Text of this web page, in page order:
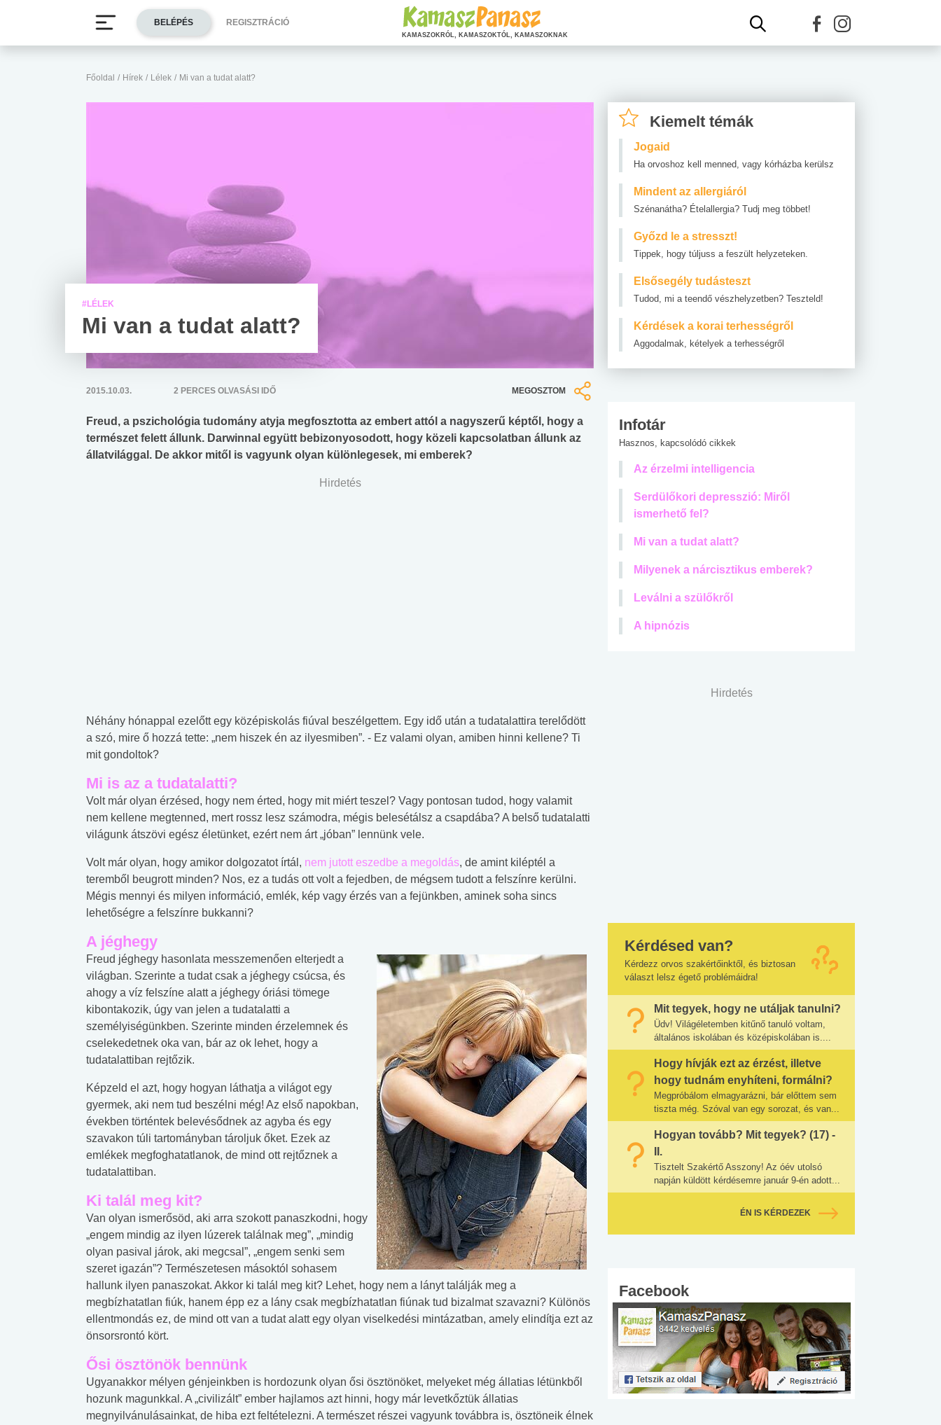
Főoldal / Hírek / Lélek / Mi van a tudat alatt?
#LÉLEK
Mi van a tudat alatt?
2015.10.03. 2 PERCES OLVASÁSI IDŐ MEGOSZTOM
Freud, a pszichológia tudomány atyja megfosztotta az embert attól a nagyszerű képtől, hogy a
természet felett állunk. Darwinnal együtt bebizonyosodott, hogy közeli kapcsolatban állunk az
állatvilággal. De akkor mitől is vagyunk olyan különlegesek, mi emberek?
Hirdetés
Néhány hónappal ezelőtt egy középiskolás fiúval beszélgettem. Egy idő után a tudatalattira terelődött
a szó, mire ő hozzá tette: „nem hiszek én az ilyesmiben”. - Ez valami olyan, amiben hinni kellene? Ti
mit gondoltok?
Mi is az a tudatalatti?
Volt már olyan érzésed, hogy nem érted, hogy mit miért teszel? Vagy pontosan tudod, hogy valamit
nem kellene megtenned, mert rossz lesz számodra, mégis belesétálsz a csapdába? A belső tudatalatti
világunk átszövi egész életünket, ezért nem árt „jóban” lennünk vele.
Volt már olyan, hogy amikor dolgozatot írtál, nem jutott eszedbe a megoldás, de amint kiléptél a
teremből beugrott minden? Nos, ez a tudás ott volt a fejedben, de mégsem tudott a felszínre kerülni.
Mégis mennyi és milyen információ, emlék, kép vagy érzés van a fejünkben, aminek soha sincs
lehetőségre a felszínre bukkanni?
A jéghegy
Freud jéghegy hasonlata messzemenően elterjedt a
világban. Szerinte a tudat csak a jéghegy csúcsa, és
ahogy a víz felszíne alatt a jéghegy óriási tömege
kibontakozik, úgy van jelen a tudatalatti a
személyiségünkben. Szerinte minden érzelemnek és
cselekedetnek oka van, bár az ok lehet, hogy a
tudatalattiban rejtőzik.
Képzeld el azt, hogy hogyan láthatja a világot egy
gyermek, aki nem tud beszélni még! Az első napokban,
években történtek belevésődnek az agyba és egy
szavakon túli tartományban tároljuk őket. Ezek az
emlékek megfoghatatlanok, de mind ott rejtőznek a
tudatalattiban.
Ki talál meg kit?
Van olyan ismerősöd, aki arra szokott panaszkodni, hogy
„engem mindig az ilyen lúzerek találnak meg”, „mindig
olyan pasival járok, aki megcsal”, „engem senki sem
szeret igazán”? Természetesen másoktól sohasem
hallunk ilyen panaszokat. Akkor ki talál meg kit? Lehet, hogy nem a lányt találják meg a
megbízhatatlan fiúk, hanem épp ez a lány csak megbízhatatlan fiúnak tud bizalmat szavazni? Különös
ellentmondás ez, de mind ott van a tudat alatt egy olyan viselkedési mintázatban, amely elindítja ezt az
önsorsrontó kört.
Ősi ösztönök bennünk
Ugyanakkor mélyen génjeinkben is hordozunk olyan ősi ösztönöket, melyeket még állatias létünkből
hozunk magunkkal. A „civilizált” ember hajlamos azt hinni, hogy már levetkőztük állatias
megnyilvánulásainkat, de hiba ezt feltételezni. A természet részei vagyunk továbbra is, ösztöneik élnek
Kiemelt témák
Jogaid
Ha orvoshoz kell menned, vagy kórházba kerülsz
Mindent az allergiáról
Szénanátha? Ételallergia? Tudj meg többet!
Győzd le a stresszt!
Tippek, hogy túljuss a feszült helyzeteken.
Elsősegély tudásteszt
Tudod, mi a teendő vészhelyzetben? Teszteld!
Kérdések a korai terhességről
Aggodalmak, kételyek a terhességről
Infotár
Hasznos, kapcsolódó cikkek
Az érzelmi intelligencia
Serdülőkori depresszió: Miről
ismerhető fel?
Mi van a tudat alatt?
Milyenek a nárcisztikus emberek?
Leválni a szülőkről
A hipnózis
Hirdetés
Kérdésed van?
Kérdezz orvos szakértőinktől, és biztosan
választ lelsz égető problémáidra!
Mit tegyek, hogy ne utáljak tanulni?
Üdv! Világéletemben kitűnő tanuló voltam,
általános iskolában és középiskolában is....
Hogy hívják ezt az érzést, illetve
hogy tudnám enyhíteni, formálni?
Megpróbálom elmagyarázni, bár előttem sem
tiszta még. Szóval van egy sorozat, és van...
Hogyan tovább? Mit tegyek? (17) -
II.
Tisztelt Szakértő Asszony! Az óév utolsó
napján küldött kérdésemre január 9-én adott...
ÉN IS KÉRDEZEK
Facebook
BELÉPÉS REGISZTRÁCIÓ
KAMASZOKRÓL, KAMASZOKTÓL, KAMASZOKNAK